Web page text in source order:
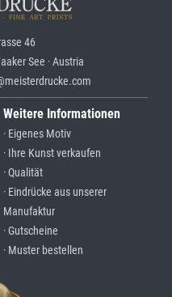
46
See · Austria
Weitere Informationen
· Eigenes Motiv
· Ihre Kunst verkaufen
· Qualität
· Eindrücke aus unserer
Manufaktur
· Gutscheine
· Muster bestellen